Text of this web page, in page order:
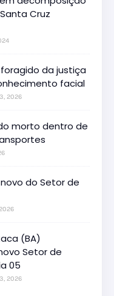
Cruz
da justiça
facial
2026
morto dentro de
do Setor de
(BA)
Setor de
05
2026